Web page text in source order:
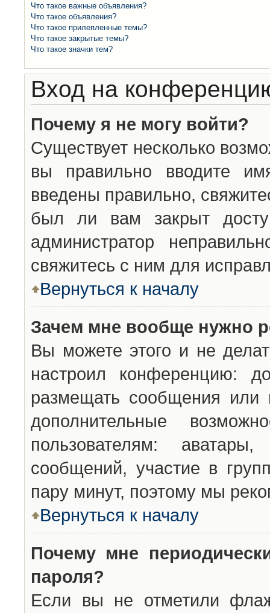
Что такое важные объявления?
Что такое объявления?
Что такое прилепленные темы?
Что такое закрытые темы?
Что такое значки тем?
Вход на
Почему я не могу войти?
Существует несколько
вы правильно вводите
введены правильно,
был ли вам закрыт
администратор
свяжитесь с ним для
Вернуться к началу
Зачем мне вообще нужно
Вы можете этого и не
настроил конференцию:
размещать сообщения или
дополнительные
пользователям:
сообщений, участие в
пару минут, поэтому мы
Вернуться к началу
Почему мне
пароля?
Если вы не отметили